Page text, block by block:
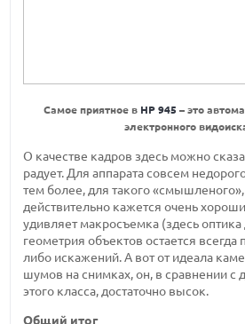
Самое приятное в HP 945 – это
электронного
О качестве кадров здесь можно
радует. Для аппарата совсем
тем более, для такого
действительно кажется очень
удивляет макросъемка (здесь оптика
геометрия объектов остается всегда
либо искажений. А вот от идеала
шумов на снимках, он, в сравнении с
этого класса, достаточно высок.
Общий итог